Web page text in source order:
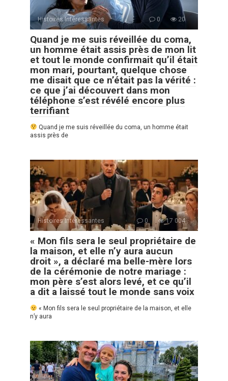
Histoires Intéressantes 0 20
Quand je me suis réveillée du coma,
un homme était assis près de mon lit
et tout le monde confirmait qu’il était
mon mari, pourtant, quelque chose
me disait que ce n’était pas la vérité :
ce que j’ai découvert dans mon
téléphone s’est révélé encore plus
terrifiant
Quand je me suis réveillée du coma, un homme était
assis près de
Histoires Intéressantes 0 17 004
« Mon fils sera le seul propriétaire de
la maison, et elle n’y aura aucun
droit », a déclaré ma belle-mère lors
de la cérémonie de notre mariage :
mon père s’est alors levé, et ce qu’il
a dit a laissé tout le monde sans voix
« Mon fils sera le seul propriétaire de la maison, et elle
n’y aura